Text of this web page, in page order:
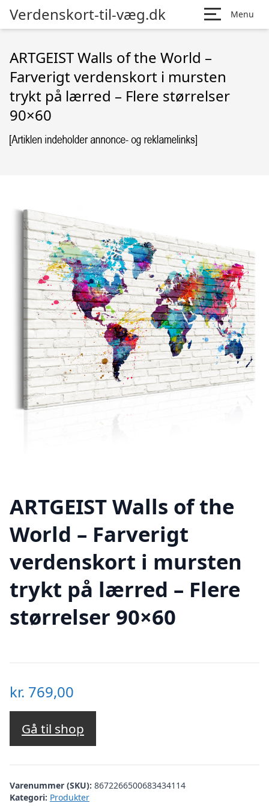
Verdenskort-til-væg.dk Menu
ARTGEIST Walls of the World –
Farverigt verdenskort i mursten
trykt på lærred – Flere størrelser
90×60
ARTGEIST Walls of the
World – Farverigt
verdenskort i mursten
trykt på lærred – Flere
størrelser 90×60
kr. 769,00
Gå til shop
Varenummer (SKU): 8672266500683434114
Kategori: Produkter